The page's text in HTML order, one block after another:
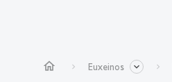
home Euxeinos